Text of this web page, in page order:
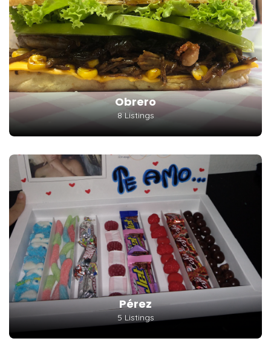
Obrero
8 Listings
Pérez
5 Listings